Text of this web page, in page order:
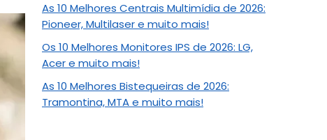
As 10 Melhores Centrais Multimídia de 2026:
Pioneer, Multilaser e muito mais!
Os 10 Melhores Monitores IPS de 2026: LG,
Acer e muito mais!
As 10 Melhores Bistequeiras de 2026:
Tramontina, MTA e muito mais!